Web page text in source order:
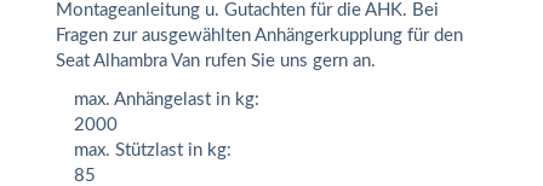
Montageanleitung u. Gutachten für die AHK. Bei
Fragen zur ausgewählten Anhängerkupplung für den
Seat Alhambra Van rufen Sie uns gern an.
max. Anhängelast in kg:
2000
max. Stützlast in kg:
85